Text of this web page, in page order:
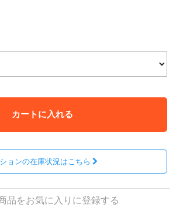
カートに入れる
ョンの在庫状況はこちら
品をお気に入りに登録する